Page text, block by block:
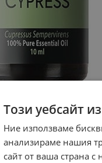
Този уебсайт
Ние използваме
анализираме нашия
сайт от ваша страна